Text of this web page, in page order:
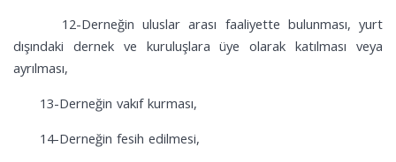
12-Derneğin uluslar arası faaliyette bulunması, yurt
dışındaki dernek ve kuruluşlara üye olarak katılması veya
ayrılması,
13-Derneğin vakıf kurması,
14-Derneğin fesih edilmesi,